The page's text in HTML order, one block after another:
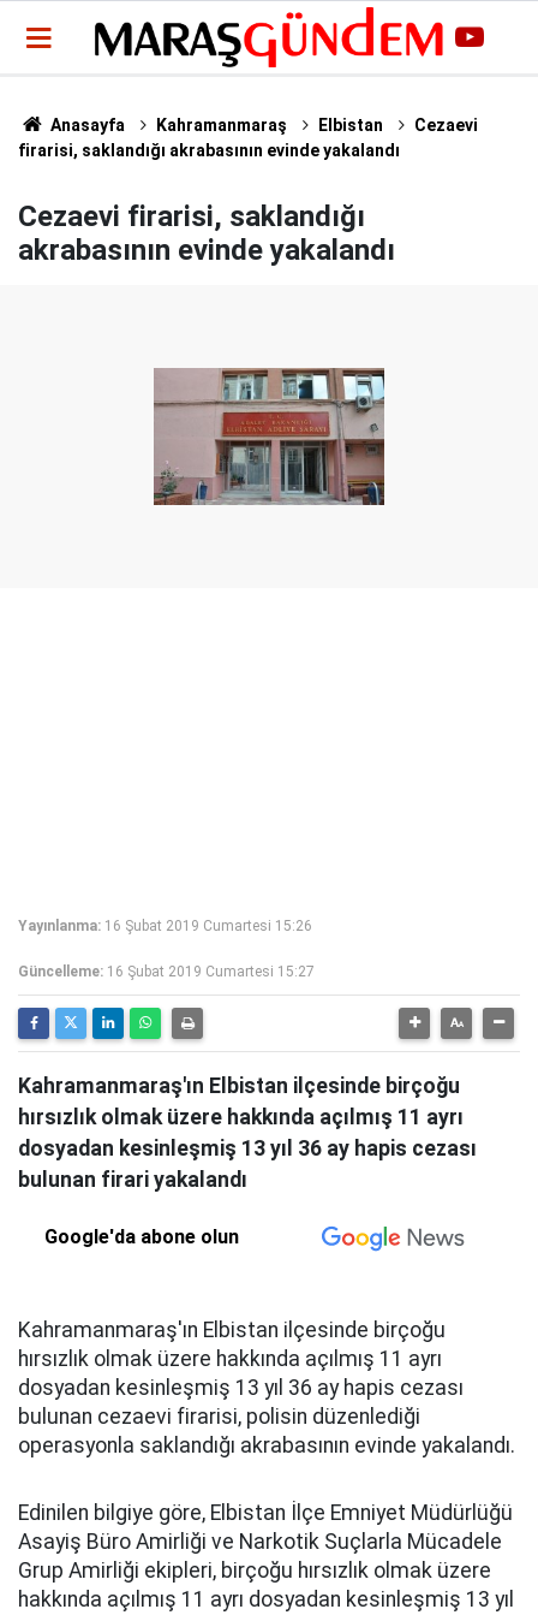
Anasayfa Kahramanmaraş Elbistan
Cezaevi
firarisi, saklandığı akrabasının evinde yakalandı
Cezaevi firarisi, saklandığı
akrabasının evinde yakalandı
Yayınlanma: 16 Şubat 2019 Cumartesi 15:26
Güncelleme: 16 Şubat 2019 Cumartesi 15:27
Kahramanmaraş'ın Elbistan ilçesinde birçoğu
hırsızlık olmak üzere hakkında açılmış 11 ayrı
dosyadan kesinleşmiş 13 yıl 36 ay hapis cezası
bulunan firari yakalandı
Google'da abone olun
Kahramanmaraş'ın Elbistan ilçesinde birçoğu
hırsızlık olmak üzere hakkında açılmış 11 ayrı
dosyadan kesinleşmiş 13 yıl 36 ay hapis cezası
bulunan cezaevi firarisi, polisin düzenlediği
operasyonla saklandığı akrabasının evinde yakalandı.
Edinilen bilgiye göre, Elbistan İlçe Emniyet Müdürlüğü
Asayiş Büro Amirliği ve Narkotik Suçlarla Mücadele
Grup Amirliği ekipleri, birçoğu hırsızlık olmak üzere
hakkında açılmış 11 ayrı dosyadan kesinleşmiş 13 yıl